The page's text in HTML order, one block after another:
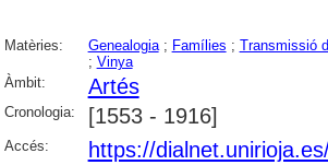
Matèries: Genealogia; Famílies ; Transmissió
; Vinya
Àmbit:
Artés
Cronologia: [1553 - 1916]
Accés: https://